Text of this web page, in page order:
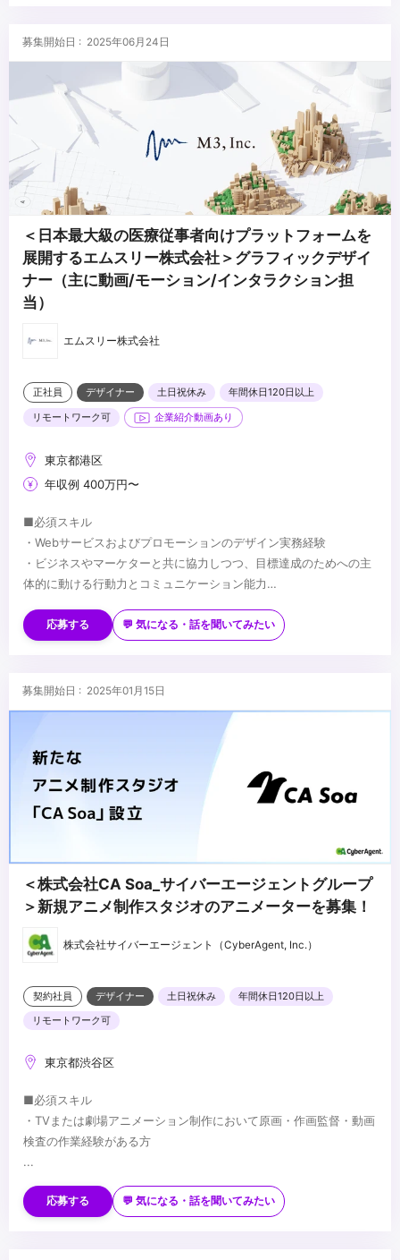
・高い品質基準を持ち、常に創造的な解決策を提供できる方
・チームと共に、積極的にアイデアを形にしていける方
...
募集開始日 : 2025年06月24日
＜日本最大級の医療従事者向けプラットフォームを
展開するエムスリー株式会社＞グラフィックデザイ
ナー（主に動画/モーション/インタラクション担
当）
エムスリー株式会社
正社員 デザイナー 土日祝休み
年間休日120日以上
リモートワーク可
企業紹介動画あり
東京都港区
年収例 400万円〜
■必須スキル
・Webサービスおよびプロモーションのデザイン実務経験
・ビジネスやマーケターと共に協力しつつ、目標達成のためへの主
体的に動ける行動力とコミュニケーション能力
・Photoshop、Illustratorの実務経験3年以上
・ユーザーの反応を見ながら柔軟に対応できる適応力
・インタビューなどで得た定性データや、解析ツールを用いた定量
データなどインサイトを捉えたデザイン改善経験
・Premiere、AfterEffectsの実務経験3年以上
・Webサイトやアプリにおけるインタラクションデザインの実務経
験
・Lottie等を用いたアニメーション制作経験
...
応募する 💬 気になる・話を聞いてみたい
募集開始日 : 2025年01月15日
＜株式会社CA Soa_サイバーエージェントグループ
＞新規アニメ制作スタジオのアニメーターを募集！
株式会社サイバーエージェント（CyberAgent, Inc.）
契約社員 デザイナー 土日祝休み
年間休日120日以上
リモートワーク可
東京都渋谷区
■必須スキル
・TVまたは劇場アニメーション制作において原画・作画監督・動画
検査の作業経験がある方
...
応募する 💬 気になる・話を聞いてみたい